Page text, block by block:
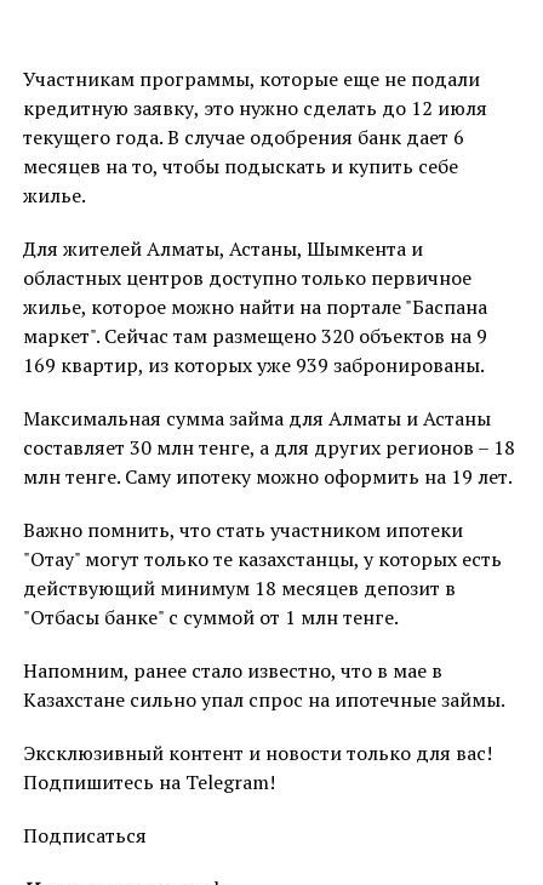
Участникам программы, которые еще не подали
кредитную заявку, это нужно сделать до 12 июля
текущего года. В случае одобрения банк дает 6
месяцев на то, чтобы подыскать и купить себе
жилье.
Для жителей Алматы, Астаны, Шымкента и
областных центров доступно только первичное
жилье, которое можно найти на портале "Баспана
маркет". Сейчас там размещено 320 объектов на 9
169 квартир, из которых уже 939 забронированы.
Максимальная сумма займа для Алматы и Астаны
составляет 30 млн тенге, а для других регионов – 18
млн тенге. Саму ипотеку можно оформить на 19 лет.
Важно помнить, что стать участником ипотеки
"Отау" могут только те казахстанцы, у которых есть
действующий минимум 18 месяцев депозит в
"Отбасы банке" с суммой от 1 млн тенге.
Напомним, ранее стало известно, что в мае в
Казахстане сильно упал спрос на ипотечные займы.
Эксклюзивный контент и новости только для вас!
Подпишитесь на Telegram!
Подписаться